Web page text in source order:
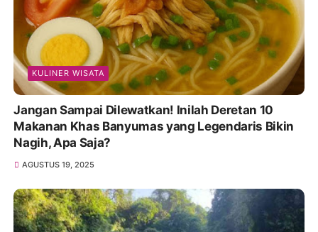
KULINER WISATA
Jangan Sampai Dilewatkan! Inilah Deretan 10
Makanan Khas Banyumas yang Legendaris Bikin
Nagih, Apa Saja?
AGUSTUS 19, 2025